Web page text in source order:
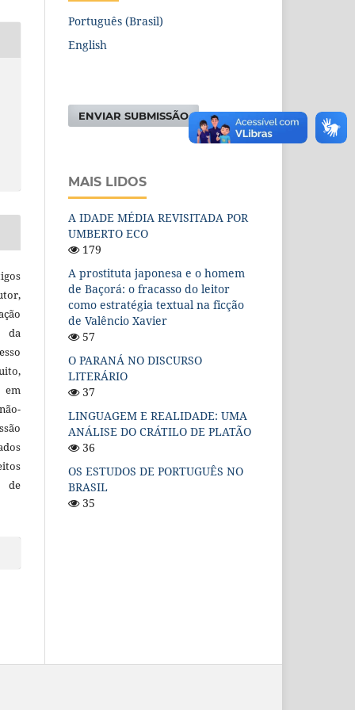
da
de
Português (Brasil)
English
ENVIAR SUBMISSÃO
MAIS LIDOS
A IDADE MÉDIA REVISITADA POR
UMBERTO ECO
179
A prostituta japonesa e o homem
de Baçorá: o fracasso do leitor
como estratégia textual na ficção
de Valêncio Xavier
57
O PARANÁ NO DISCURSO
LITERÁRIO
37
LINGUAGEM E REALIDADE: UMA
ANÁLISE DO CRÁTILO DE PLATÃO
36
OS ESTUDOS DE PORTUGUÊS NO
BRASIL
35